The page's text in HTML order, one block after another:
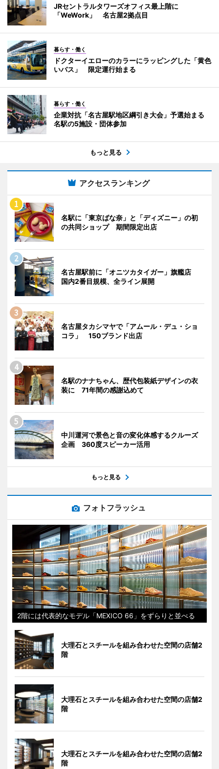
JRセントラルタワーズオフィス最上階に
「WeWork」 名古屋2拠点目
暮らす・働く
ドクターイエローのカラーにラッピングした「黄色
いバス」 限定運行始まる
暮らす・働く
企業対抗「名古屋駅地区綱引き大会」予選始まる
名駅の5施設・団体参加
もっと見る
アクセスランキング
名駅に「東京ばな奈」と「ディズニー」の初
の共同ショップ 期間限定出店
名古屋駅前に「オニツカタイガー」旗艦店
国内2番目規模、全ライン展開
名古屋タカシマヤで「アムール・デュ・ショ
コラ」 150ブランド出店
名駅のナナちゃん、歴代包装紙デザインの衣
装に 71年間の感謝込めて
中川運河で景色と音の変化体感するクルーズ
企画 360度スピーカー活用
もっと見る
フォトフラッシュ
2階には代表的なモデル「MEXICO 66」をずらりと並べる
大理石とスチールを組み合わせた空間の店舗2
階
大理石とスチールを組み合わせた空間の店舗2
階
大理石とスチールを組み合わせた空間の店舗2
階